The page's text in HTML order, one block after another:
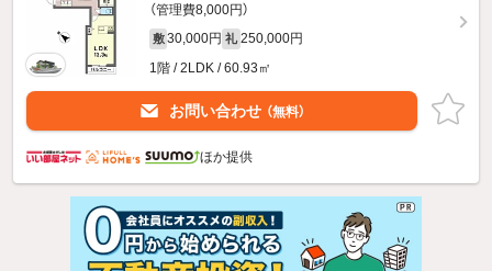
（管理費8,000円）
敷 30,000円 礼 250,000円
1階 / 2LDK / 60.93㎡
お問い合わせ （無料）
ほか提供